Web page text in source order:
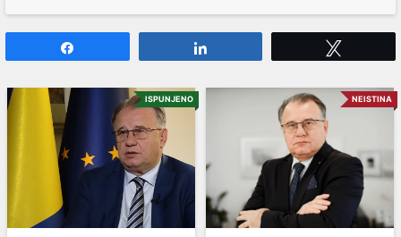
ISPUNJENO NEISTINA